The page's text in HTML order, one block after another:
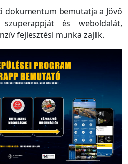
dokumentum bemutatja a Jövő
és weboldalát,
fejlesztési munka zajlik.